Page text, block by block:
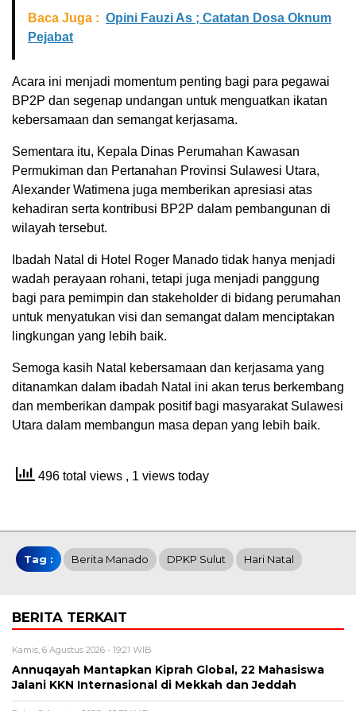
Baca Juga : Opini Fauzi As ; Catatan Dosa Oknum
Pejabat
Acara ini menjadi momentum penting bagi para pegawai
BP2P dan segenap undangan untuk menguatkan ikatan
kebersamaan dan semangat kerjasama.
Sementara itu, Kepala Dinas Perumahan Kawasan
Permukiman dan Pertanahan Provinsi Sulawesi Utara,
Alexander Watimena juga memberikan apresiasi atas
kehadiran serta kontribusi BP2P dalam pembangunan di
wilayah tersebut.
Ibadah Natal di Hotel Roger Manado tidak hanya menjadi
wadah perayaan rohani, tetapi juga menjadi panggung
bagi para pemimpin dan stakeholder di bidang perumahan
untuk menyatukan visi dan semangat dalam menciptakan
lingkungan yang lebih baik.
Semoga kasih Natal kebersamaan dan kerjasama yang
ditanamkan dalam ibadah Natal ini akan terus berkembang
dan memberikan dampak positif bagi masyarakat Sulawesi
Utara dalam membangun masa depan yang lebih baik.
496 total views , 1 views today
Tag : Berita Manado DPKP Sulut Hari Natal
BERITA TERKAIT
Kamis, 6 Agustus 2026 - 19:21 WIB
Annuqayah Mantapkan Kiprah Global, 22 Mahasiswa
Jalani KKN Internasional di Mekkah dan Jeddah